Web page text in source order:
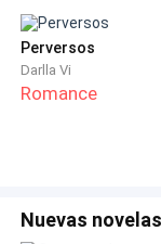
“Hoje minha vida
O restaurante
As mesas eram
esperava: terno
Perversos
Darlla Vi
Romance
Nuevas